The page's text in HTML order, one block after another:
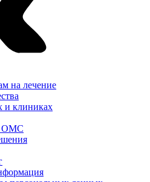
на лечение
и клиниках
ОМС